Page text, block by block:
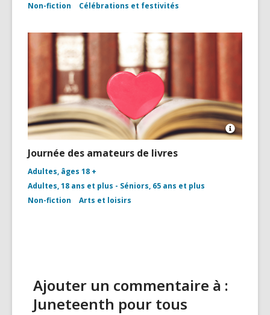
Non-fiction
Célébrations et festivités
Open
Journée des amateurs de livres
Adultes, âges 18 +
Adultes, 18 ans et plus - Séniors, 65 ans et plus
Non-fiction
Arts et loisirs
Ajouter un commentaire à :
Juneteenth pour tous